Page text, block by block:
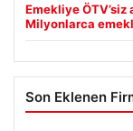
Emekliye
Milyonlarca
Son Eklenen